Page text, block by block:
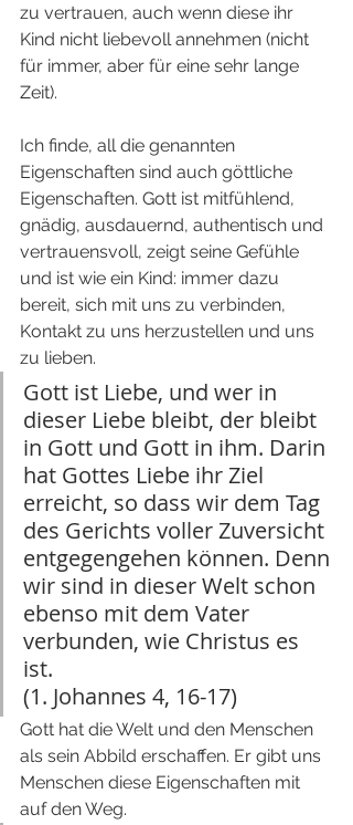
zu vertrauen, auch wenn diese ihr
Kind nicht liebevoll annehmen (nicht
für immer, aber für eine sehr lange
Zeit).
Ich finde, all die genannten
Eigenschaften sind auch göttliche
Eigenschaften. Gott ist mitfühlend,
gnädig, ausdauernd, authentisch und
vertrauensvoll, zeigt seine Gefühle
und ist wie ein Kind: immer dazu
bereit, sich mit uns zu verbinden,
Kontakt zu uns herzustellen und uns
zu lieben.
Gott ist Liebe, und wer in
dieser Liebe bleibt, der bleibt
in Gott und Gott in ihm. Darin
hat Gottes Liebe ihr Ziel
erreicht, so dass wir dem Tag
des Gerichts voller Zuversicht
entgegengehen können. Denn
wir sind in dieser Welt schon
ebenso mit dem Vater
verbunden, wie Christus es
ist.
(1. Johannes 4, 16-17)
Gott hat die Welt und den Menschen
als sein Abbild erschaffen. Er gibt uns
Menschen diese Eigenschaften mit
auf den Weg.